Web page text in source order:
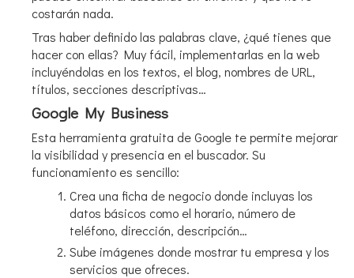
costarán nada.
Tras haber definido las palabras clave, ¿qué tienes que
hacer con ellas? Muy fácil, implementarlas en la web
incluyéndolas en los textos, el blog, nombres de URL,
títulos, secciones descriptivas…
Google My Business
Esta herramienta gratuita de Google te permite mejorar
la visibilidad y presencia en el buscador. Su
funcionamiento es sencillo:
Crea una ficha de negocio donde incluyas los
datos básicos como el horario, número de
teléfono, dirección, descripción…
Sube imágenes donde mostrar tu empresa y los
servicios que ofreces.